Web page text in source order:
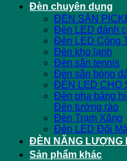
Đèn chuyên dụng
ĐÈN SÂN
Đèn LED đánh
Đèn LED Công
Đèn kho lạnh
Đèn sân tennis
Đèn sân bóng
ĐÈN LED CHO
Đèn pha bảng
Đèn tường rào
Đèn Trạm Xăng
Đèn LED Đổi
ĐÈN NĂNG LƯỢNG
Sản phẩm khác